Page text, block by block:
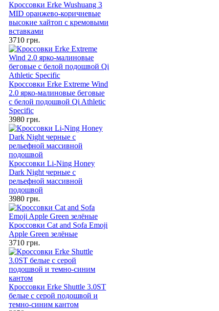
Кроссовки Erke Wushuang 3
MID оранжево-коричневые
высокие хайтоп с кремовыми
вставками
3710 грн.
Кроссовки Erke Extreme Wind
2.0 ярко-малиновые беговые
с белой подошвой Qi Athletic
Specific
3980 грн.
Кроссовки Li-Ning Honey
Dark Night черные с
рельефной массивной
подошвой
3980 грн.
Кроссовки Cat and Sofa Emoji
Apple Green зелёные
3710 грн.
Кроссовки Erke Shuttle 3.0ST
белые с серой подошвой и
темно-синим кантом